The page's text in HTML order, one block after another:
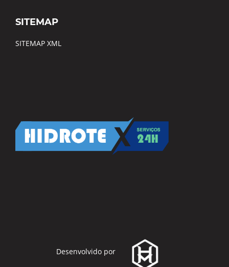
SITEMAP
SITEMAP XML
Desenvolvido por